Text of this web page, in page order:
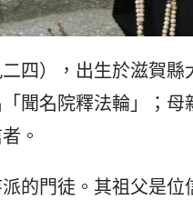
四），出生於滋賀
聞名院釋法輪」；
。
的門徒。其祖父是